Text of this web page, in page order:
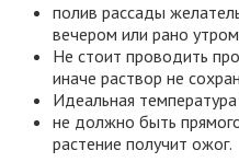
полив рассады
вечером или рано
Не стоит проводить
иначе раствор не
Идеальная
не должно быть
растение получит ожог.